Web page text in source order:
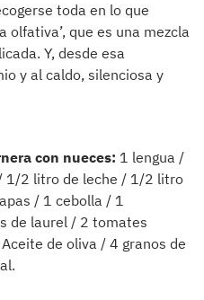
toda en lo que
olfativa’, que es una mezcla
Y, desde esa
y al caldo, silenciosa y
con nueces: 1 lengua /
1/2 litro de leche / 1/2 litro
/ 1 cebolla / 1
de laurel / 2 tomates
de oliva / 4 granos de